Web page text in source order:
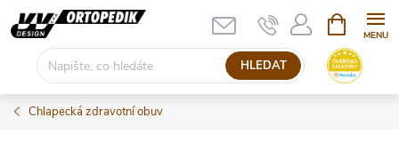
Přejít
na
HLEDAT
NÁKUPNÍ
KOŠÍK
Chlapecká zdravotní obuv